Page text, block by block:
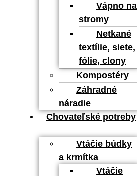
Vápno na
stromy
Netkané
textílie, siete,
fólie, clony
Kompostéry
Záhradné
náradie
Chovateľské potreby
Vtáčie búdky
a krmítka
Vtáčie